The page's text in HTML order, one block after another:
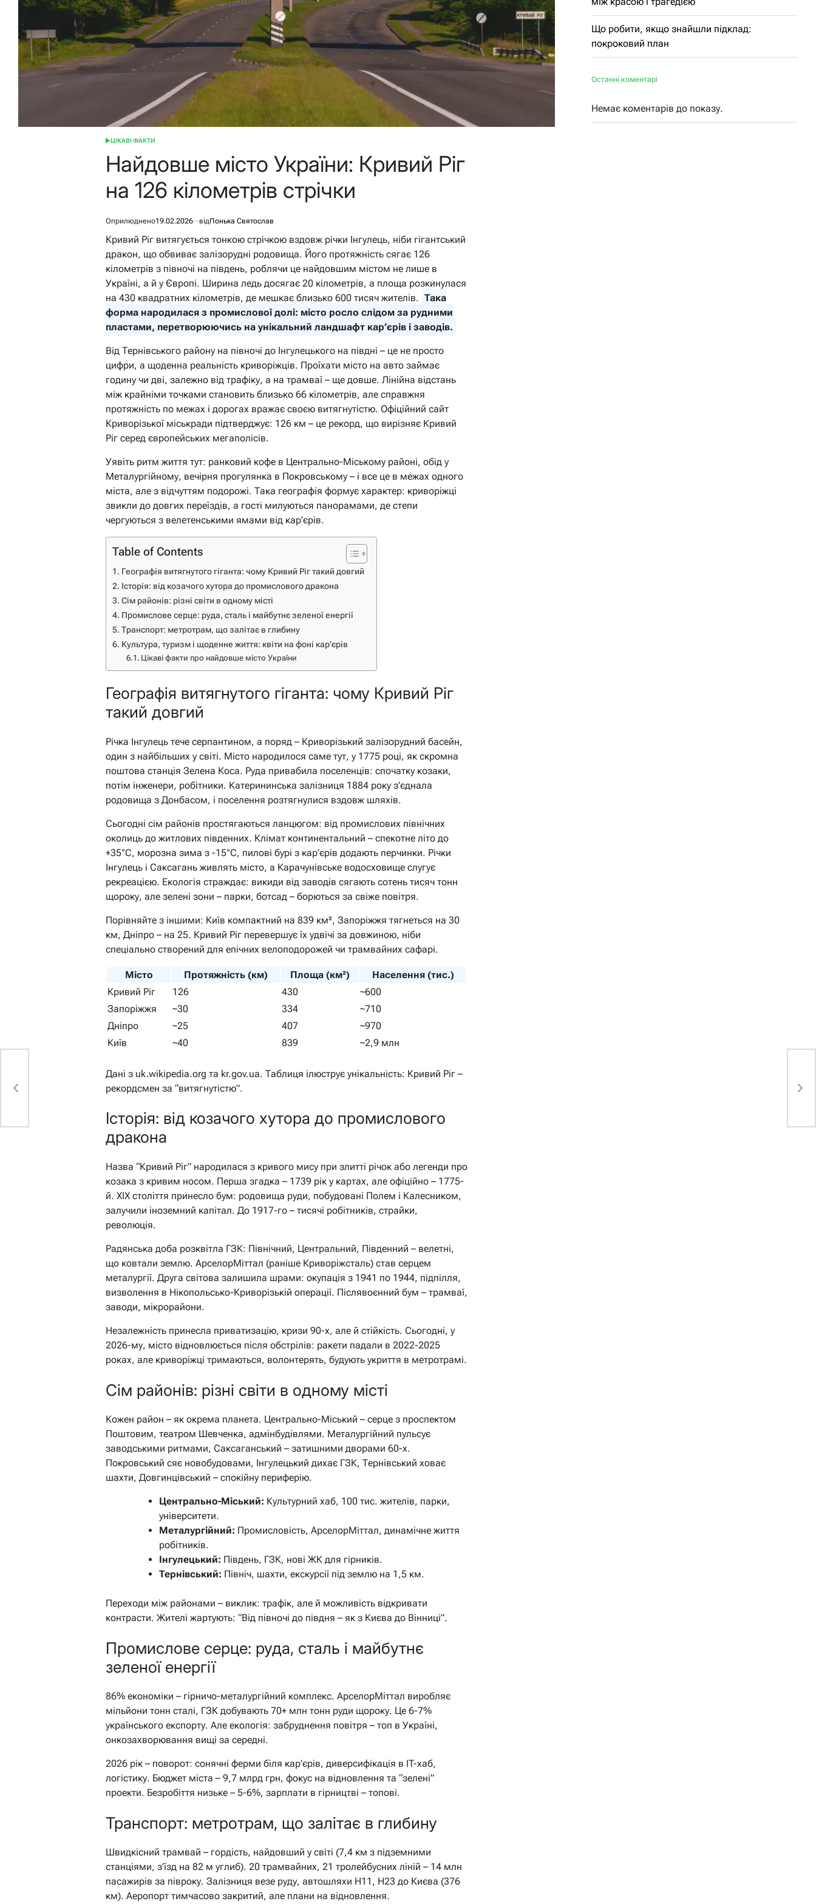
ОПУБЛІКУВАТИ
ЦІКАВІ ФАКТИ
Найдовше місто України: Кривий Ріг
на 126 кілометрів стрічки
Оприлюднено19.02.2026 відПонька Святослав
Кривий Ріг витягується тонкою стрічкою вздовж річки Інгулець, ніби гігантський
дракон, що обвиває залізорудні родовища. Його протяжність сягає 126
кілометрів з півночі на південь, роблячи це найдовшим містом не лише в
Україні, а й у Європі. Ширина ледь досягає 20 кілометрів, а площа розкинулася
на 430 квадратних кілометрів, де мешкає близько 600 тисяч жителів. Така
форма народилася з промислової долі: місто росло слідом за рудними
пластами, перетворюючись на унікальний ландшафт кар’єрів і заводів.
Від Тернівського району на півночі до Інгулецького на півдні – це не просто
цифри, а щоденна реальність криворіжців. Проїхати місто на авто займає
годину чи дві, залежно від трафіку, а на трамваї – ще довше. Лінійна відстань
між крайніми точками становить близько 66 кілометрів, але справжня
протяжність по межах і дорогах вражає своєю витягнутістю. Офіційний сайт
Криворізької міськради підтверджує: 126 км – це рекорд, що вирізняє Кривий
Ріг серед європейських мегаполісів.
Уявіть ритм життя тут: ранковий кофе в Центрально-Міському районі, обід у
Металургійному, вечірня прогулянка в Покровському – і все це в межах одного
міста, але з відчуттям подорожі. Така географія формує характер: криворіжці
звикли до довгих переїздів, а гості милуються панорамами, де степи
чергуються з велетенськими ямами від кар’єрів.
Table of Contents
Географія витягнутого гіганта: чому Кривий Ріг такий довгий
Історія: від козачого хутора до промислового дракона
Сім районів: різні світи в одному місті
Промислове серце: руда, сталь і майбутнє зеленої енергії
Транспорт: метротрам, що залітає в глибину
Культура, туризм і щоденне життя: квіти на фоні кар’єрів
Цікаві факти про найдовше місто України
Географія витягнутого гіганта: чому Кривий Ріг
такий довгий
Річка Інгулець тече серпантином, а поряд – Криворізький залізорудний басейн,
один з найбільших у світі. Місто народилося саме тут, у 1775 році, як скромна
поштова станція Зелена Коса. Руда привабила поселенців: спочатку козаки,
потім інженери, робітники. Катерининська залізниця 1884 року з’єднала
родовища з Донбасом, і поселення розтягнулися вздовж шляхів.
Сьогодні сім районів простягаються ланцюгом: від промислових північних
околиць до житлових південних. Клімат континентальний – спекотне літо до
+35°C, морозна зима з -15°C, пилові бурі з кар’єрів додають перчинки. Річки
Інгулець і Саксагань живлять місто, а Карачунівське водосховище слугує
рекреацією. Екологія страждає: викиди від заводів сягають сотень тисяч тонн
щороку, але зелені зони – парки, ботсад – борються за свіже повітря.
Порівняйте з іншими: Київ компактний на 839 км², Запоріжжя тягнеться на 30
км, Дніпро – на 25. Кривий Ріг перевершує їх удвічі за довжиною, ніби
спеціально створений для епічних велоподорожей чи трамвайних сафарі.
Місто Протяжність (км) Площа (км²)
Населення (тис.)
Кривий Ріг
126 430
~600
Запоріжжя
~30 334
~710
Дніпро
~25 407
~970
Київ
~40 839 ~2,9 млн
Дані з uk.wikipedia.org та kr.gov.ua. Таблиця ілюструє унікальність: Кривий Ріг –
рекордсмен за “витягнутістю”.
Історія: від козачого хутора до промислового
дракона
Назва “Кривий Ріг” народилася з кривого мису при злитті річок або легенди про
козака з кривим носом. Перша згадка – 1739 рік у картах, але офіційно – 1775-
й. XIX століття принесло бум: родовища руди, побудовані Полем і Калесником,
залучили іноземний капітал. До 1917-го – тисячі робітників, страйки,
революція.
Радянська доба розквітла ГЗК: Північний, Центральний, Південний – велетні,
що ковтали землю. АрселорМіттал (раніше Криворіжсталь) став серцем
металургії. Друга світова залишила шрами: окупація з 1941 по 1944, підпілля,
визволення в Нікопольсько-Криворізькій операції. Післявоєнний бум – трамваї,
заводи, мікрорайони.
Незалежність принесла приватизацію, кризи 90-х, але й стійкість. Сьогодні, у
2026-му, місто відновлюється після обстрілів: ракети падали в 2022-2025
роках, але криворіжці тримаються, волонтерять, будують укриття в метротрамі.
Сім районів: різні світи в одному місті
Кожен район – як окрема планета. Центрально-Міський – серце з проспектом
Поштовим, театром Шевченка, адмінбудівлями. Металургійний пульсує
заводськими ритмами, Саксаганський – затишними дворами 60-х.
Покровський сяє новобудовами, Інгулецький дихає ГЗК, Тернівський ховає
шахти, Довгинцівський – спокійну периферію.
Центрально-Міський: Культурний хаб, 100 тис. жителів, парки,
університети.
Металургійний: Промисловість, АрселорМіттал, динамічне життя
робітників.
Інгулецький: Південь, ГЗК, нові ЖК для гірників.
Тернівський: Північ, шахти, екскурсії під землю на 1,5 км.
Переходи між районами – виклик: трафік, але й можливість відкривати
контрасти. Жителі жартують: “Від півночі до півдня – як з Києва до Вінниці”.
Промислове серце: руда, сталь і майбутнє
зеленої енергії
86% економіки – гірничо-металургійний комплекс. АрселорМіттал виробляє
мільйони тонн сталі, ГЗК добувають 70+ млн тонн руди щороку. Це 6-7%
українського експорту. Але екологія: забруднення повітря – топ в Україні,
онкозахворювання вищі за середні.
2026 рік – поворот: сонячні ферми біля кар’єрів, диверсифікація в IT-хаб,
логістику. Бюджет міста – 9,7 млрд грн, фокус на відновлення та “зелені”
проекти. Безробіття низьке – 5-6%, зарплати в гірництві – топові.
Транспорт: метротрам, що залітає в глибину
Швидкісний трамвай – гордість, найдовший у світі (7,4 км з підземними
станціями, з’їзд на 82 м углиб). 20 трамвайних, 21 тролейбусних ліній – 14 млн
пасажирів за півроку. Залізниця везе руду, автошляхи Н11, Н23 до Києва (376
км). Аеропорт тимчасово закритий, але плани на відновлення.
Що робити, якщо знайшли підклад:
покроковий план
Останні коментарі
Немає коментарів до показу.